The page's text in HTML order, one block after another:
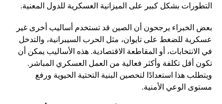
التطورات بشكل كبير على الميزانية العسكرية للدول المعنية.
بعض الخبراء يرجحون أن الصين قد تستخدم أساليب أخرى غير
عسكرية للضغط على تايوان، مثل الحرب السيبرانية، والتدخل
في الانتخابات، أو المقاطعة الاقتصادية. هذه الأساليب يمكن أن
تكون أقل تكلفة وأكثر فعالية من العمل العسكري المباشر.
ويتطلب هذا استعدادًا لتحصين البنية التحتية الحيوية ورفع
مستوى الوعي الأمنية.